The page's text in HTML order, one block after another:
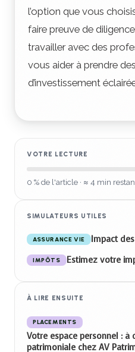
l’option que vous
faire preuve de
travailler avec des
vous aider à prendre
d’investissement
VOTRE LECTURE
0 % de l'article · ≈ 4 min
SIMULATEURS UTILES
ASSURANCE VIE Impact
IMPÔTS Estimez votre
À LIRE ENSUITE
PLACEMENTS
Votre espace personnel :
patrimoniale chez AV